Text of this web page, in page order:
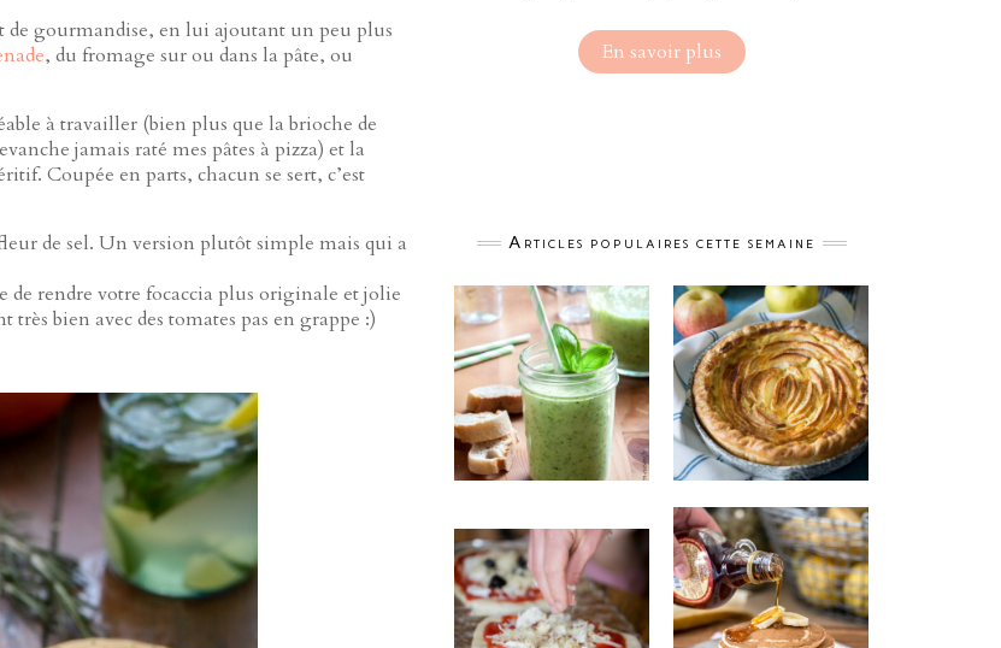
gourmandise, en lui ajoutant un peu plus
, du fromage sur ou dans la pâte, ou
à travailler (bien plus que la brioche de
jamais raté mes pâtes à pizza) et la
Coupée en parts, chacun se sert, c’est
de sel. Un version plutôt simple mais qui a
de rendre votre focaccia plus originale et jolie
bien avec des tomates pas en grappe :)
En savoir plus
Articles populaires cette semaine